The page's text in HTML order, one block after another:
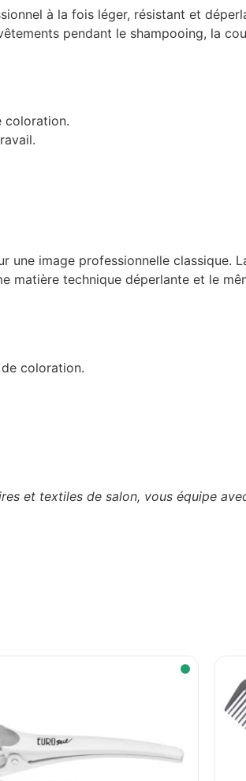
à la fois léger, résistant et
pendant le shampooing, la
coloration.
une image professionnelle classique.
matière technique déperlante et le
coloration.
et textiles de salon, vous équipe